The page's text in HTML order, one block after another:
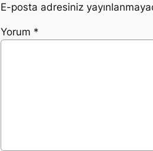
E-posta adresiniz
Yorum *